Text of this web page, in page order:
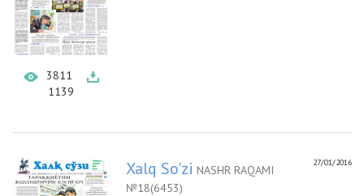
3811
1139
27/01/2016
Xalq So'zi NASHR RAQAMI
№18(6453)